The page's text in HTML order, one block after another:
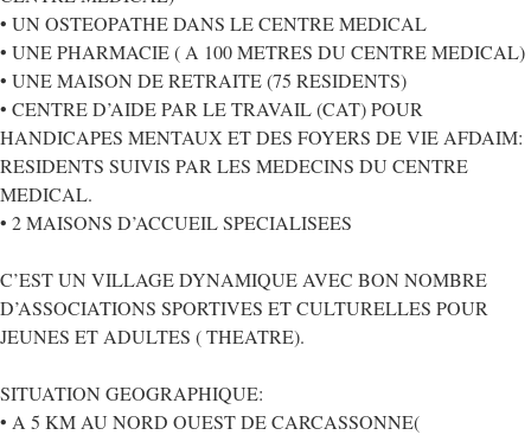
• UN OSTEOPATHE DANS LE CENTRE MEDICAL
• UNE PHARMACIE ( A 100 METRES DU CENTRE MEDICAL)
• UNE MAISON DE RETRAITE (75 RESIDENTS)
• CENTRE D’AIDE PAR LE TRAVAIL (CAT) POUR
HANDICAPES MENTAUX ET DES FOYERS DE VIE AFDAIM:
RESIDENTS SUIVIS PAR LES MEDECINS DU CENTRE
MEDICAL.
• 2 MAISONS D’ACCUEIL SPECIALISEES
C’EST UN VILLAGE DYNAMIQUE AVEC BON NOMBRE
D’ASSOCIATIONS SPORTIVES ET CULTURELLES POUR
JEUNES ET ADULTES ( THEATRE).
SITUATION GEOGRAPHIQUE:
• A 5 KM AU NORD OUEST DE CARCASSONNE(